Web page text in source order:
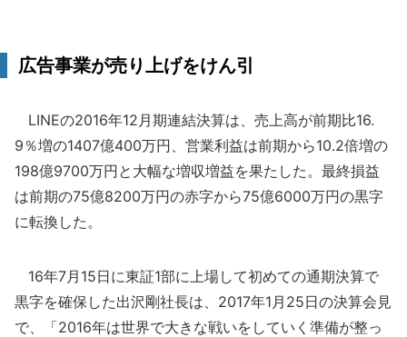
広告事業が売り上げをけん引
LINEの2016年12月期連結決算は、売上高が前期比16.
9％増の1407億400万円、営業利益は前期から10.2倍増の
198億9700万円と大幅な増収増益を果たした。最終損益
は前期の75億8200万円の赤字から75億6000万円の黒字
に転換した。
16年7月15日に東証1部に上場して初めての通期決算で
黒字を確保した出沢剛社長は、2017年1月25日の決算会見
で、「2016年は世界で大きな戦いをしていく準備が整っ